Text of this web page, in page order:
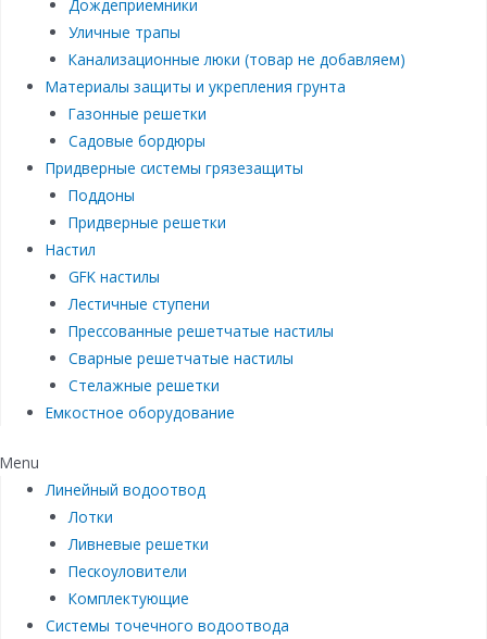
Дождеприемники
Уличные трапы
Канализационные люки (товар не добавляем)
Материалы защиты и укрепления грунта
Газонные решетки
Садовые бордюры
Придверные системы грязезащиты
Поддоны
Придверные решетки
Настил
GFK настилы
Лестичные ступени
Прессованные решетчатые настилы
Сварные решетчатые настилы
Стелажные решетки
Емкостное оборудование
Menu
Линейный водоотвод
Лотки
Ливневые решетки
Пескоуловители
Комплектующие
Системы точечного водоотвода